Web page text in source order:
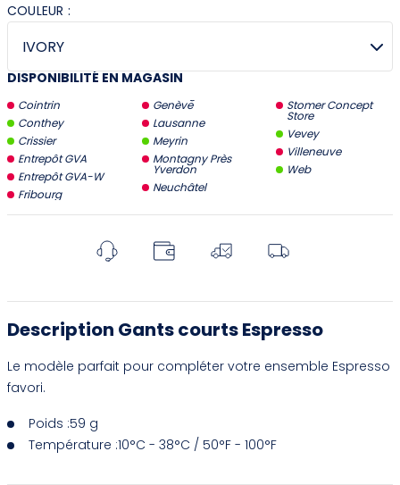
COULEUR :
DISPONIBILITÉ EN MAGASIN
Cointrin
Conthey
Crissier
Entrepôt GVA
Entrepôt GVA-W
Fribourg
Genève
Lausanne
Meyrin
Montagny Près
Yverdon
Neuchâtel
Stomer Concept
Store
Vevey
Villeneuve
Web
Description Gants courts Espresso
Le modèle parfait pour compléter votre ensemble Espresso
favori.
Poids :59 g
Température :10°C - 38°C / 50°F - 100°F